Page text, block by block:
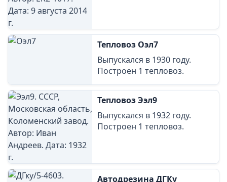
Тепловоз Оэл7
Выпускался в 1930 году.
Построен 1 тепловоз.
Тепловоз Ээл9
Выпускался в 1932 году.
Построен 1 тепловоз.
Автодрезина ДГКу